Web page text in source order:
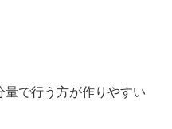
で行う方が作りやすい